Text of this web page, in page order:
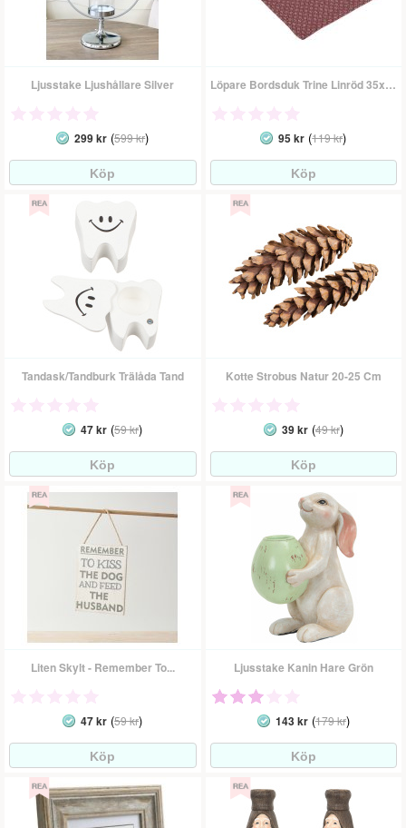
Ljusstake Ljushållare Silver
299 kr (599 kr)
Löpare Bordsduk Trine Linröd 35x140 Cm
95 kr (119 kr)
Tandask/Tandburk Trälåda Tand
47 kr (59 kr)
Kotte Strobus Natur 20-25 Cm
39 kr(49 kr)
Liten Skylt - Remember To...
47 kr (59 kr)
Ljusstake Kanin Hare Grön
143 kr(179 kr)